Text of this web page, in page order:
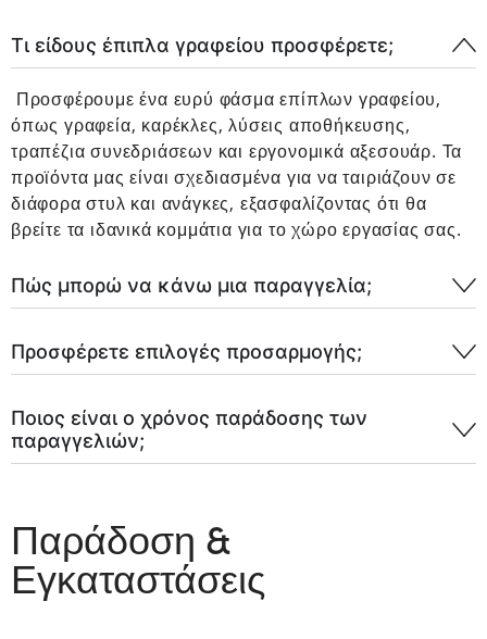
Τι είδους έπιπλα γραφείου προσφέρετε;
Προσφέρουμε ένα ευρύ φάσμα επίπλων γραφείου,
όπως γραφεία, καρέκλες, λύσεις αποθήκευσης,
τραπέζια συνεδριάσεων και εργονομικά αξεσουάρ. Τα
προϊόντα μας είναι σχεδιασμένα για να ταιριάζουν σε
διάφορα στυλ και ανάγκες, εξασφαλίζοντας ότι θα
βρείτε τα ιδανικά κομμάτια για το χώρο εργασίας σας.
Πώς μπορώ να κάνω μια παραγγελία;
Προσφέρετε επιλογές προσαρμογής;
Ποιος είναι ο χρόνος παράδοσης των
παραγγελιών;
Παράδοση &
Εγκαταστάσεις